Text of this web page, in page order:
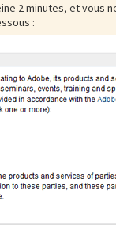
2 minutes, et
: